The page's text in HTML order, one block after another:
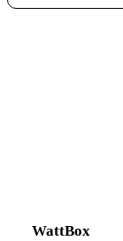
WattBox